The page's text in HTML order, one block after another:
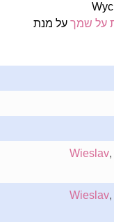
על מנת
Wieslav,
Wieslav,